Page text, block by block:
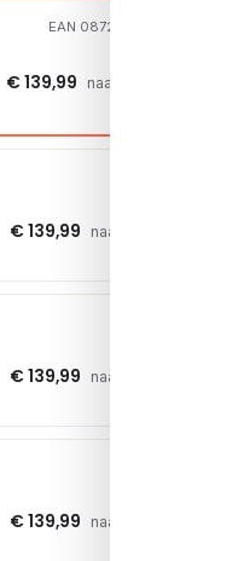
EAN 08720527613881
€ 139,99 naar shop →
€ 139,99 naar shop →
€ 139,99 naar shop →
€ 139,99 naar shop →